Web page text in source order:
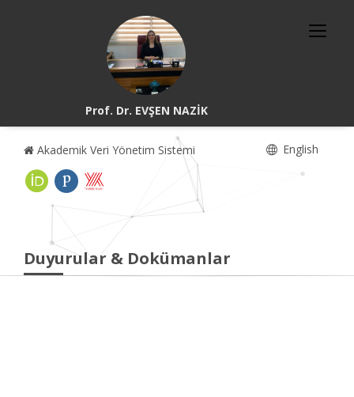
Prof. Dr. EVŞEN NAZİK
Akademik Veri Yönetim Sistemi English
Duyurular & Dokümanlar